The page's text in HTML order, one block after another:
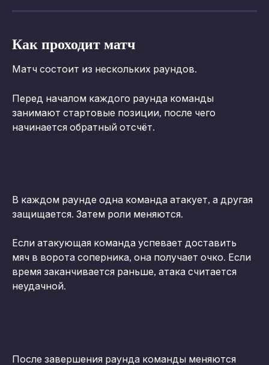
Как проходит матч
Матч состоит из нескольких раундов.
Перед началом каждого раунда команды
занимают стартовые позиции, после чего
начинается обратный отсчёт.
В каждом раунде одна команда атакует, а другая
защищается. Затем роли меняются.
Если атакующая команда успевает доставить
мяч в ворота соперника, она получает очко. Если
время заканчивается раньше, атака считается
неудачной.
После завершения раунда команды меняются